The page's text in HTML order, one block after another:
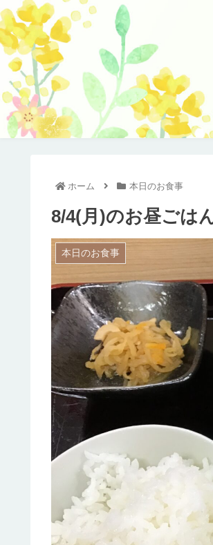
ホーム 本日のお食事
8/4(月)のお昼ごは
本日のお食事